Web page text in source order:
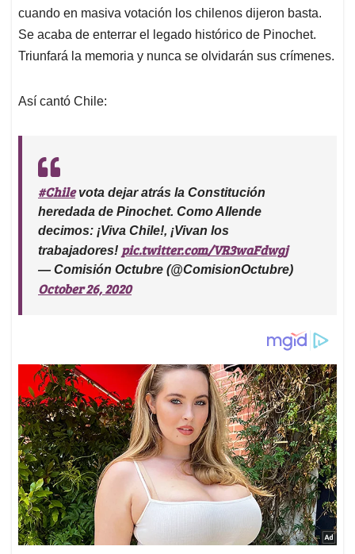
cuando en masiva votación los chilenos dijeron basta.
Se acaba de enterrar el legado histórico de Pinochet.
Triunfará la memoria y nunca se olvidarán sus crímenes.
Así cantó Chile:
#Chilevota dejar atrás la Constitución
heredada de Pinochet. Como Allende
decimos: ¡Viva Chile!, ¡Vivan los
trabajadores! pic.twitter.com/VR3waFdwgj
— Comisión Octubre (@ComisionOctubre)
October 26, 2020